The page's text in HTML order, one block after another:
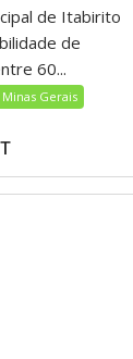
de Itabirito
de
60...
Minas Gerais